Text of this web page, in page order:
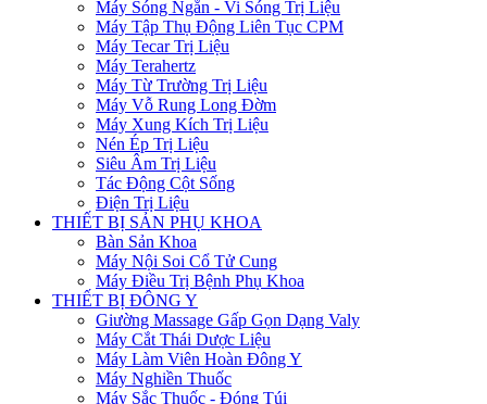
Máy Sóng Ngắn - Vi Sóng Trị Liệu
Máy Tập Thụ Động Liên Tục CPM
Máy Tecar Trị Liệu
Máy Terahertz
Máy Từ Trường Trị Liệu
Máy Vỗ Rung Long Đờm
Máy Xung Kích Trị Liệu
Nén Ép Trị Liệu
Siêu Âm Trị Liệu
Tác Động Cột Sống
Điện Trị Liệu
THIẾT BỊ SẢN PHỤ KHOA
Bàn Sản Khoa
Máy Nội Soi Cổ Tử Cung
Máy Điều Trị Bệnh Phụ Khoa
THIẾT BỊ ĐÔNG Y
Giường Massage Gấp Gọn Dạng Valy
Máy Cắt Thái Dược Liệu
Máy Làm Viên Hoàn Đông Y
Máy Nghiền Thuốc
Máy Sắc Thuốc - Đóng Túi